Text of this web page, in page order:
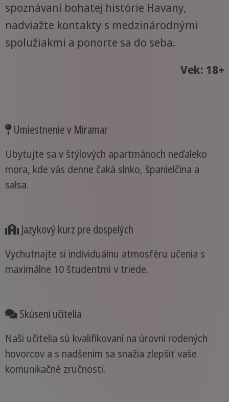
spoznávaní bohatej histórie Havany,
nadviažte kontakty s medzinárodnými
spolužiakmi a ponorte sa do seba.
Vek: 18+
Umiestnenie v Miramar
Ubytujte sa v štýlových apartmánoch neďaleko
mora, kde vás denne čaká slnko, španielčina a
salsa.
Jazykový kurz pre dospelých
Vychutnajte si individuálnu atmosféru učenia s
maximálne 10 študentmi v triede.
Skúsení učitelia
Naši učitelia sú kvalifikovaní na úrovni rodených
hovorcov a s nadšením sa snažia zlepšiť vaše
komunikačné zručnosti.